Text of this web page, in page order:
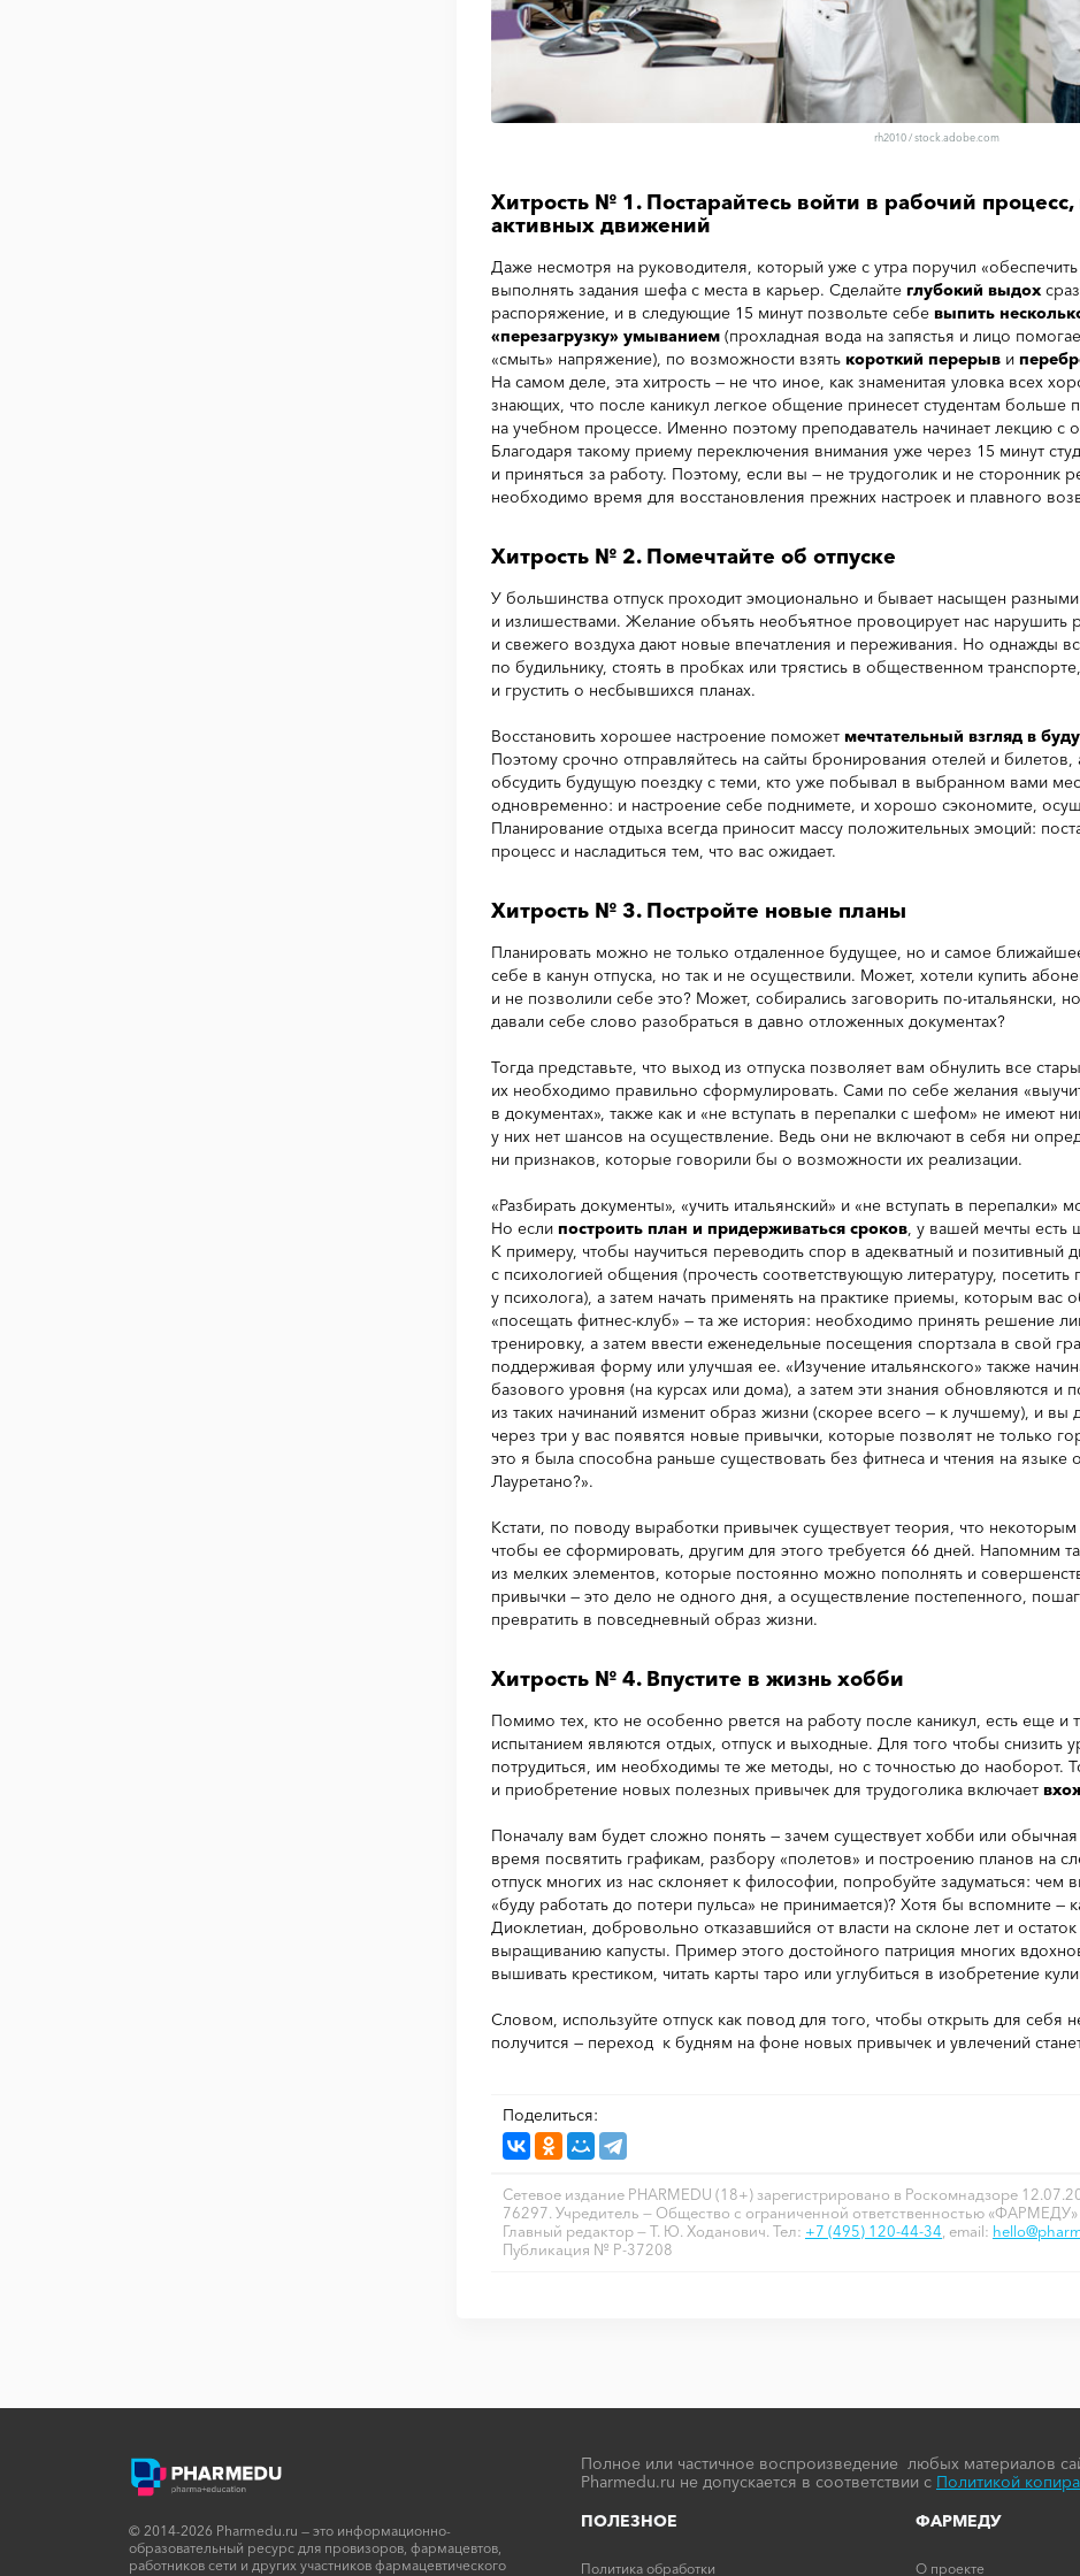
rh2010/stock.adobe.com
Хитрость № 1. Постарайтесь войти в рабочий
активных движений
Даже несмотря на руководителя, который уже с утра поручил
выполнять задания шефа с места в карьер. Сделайте глубокий выдох
распоряжение, и в следующие 15 минут позвольте себе выпить
«перезагрузку» умыванием (прохладная вода на запястья и лицо
«смыть» напряжение), по возможности взять короткий перерыв и
На самом деле, эта хитрость — не что иное, как знаменитая уловка всех
знающих, что после каникул легкое общение принесет студентам больше
на учебном процессе. Именно поэтому преподаватель начинает лекцию с
Благодаря такому приему переключения внимания уже через 15 минут
и приняться за работу. Поэтому, если вы — не трудоголик и не сторонник
необходимо время для восстановления прежних настроек и плавного
Хитрость № 2. Помечтайте об отпуске
У большинства отпуск проходит эмоционально и бывает насыщен
и излишествами. Желание объять необъятное провоцирует нас нарушить
и свежего воздуха дают новые впечатления и переживания. Но однажды
по будильнику, стоять в пробках или трястись в общественном
и грустить о несбывшихся планах.
Восстановить хорошее настроение поможет мечтательный взгляд в
Поэтому срочно отправляйтесь на сайты бронирования отелей и
обсудить будущую поездку с теми, кто уже побывал в выбранном вами
одновременно: и настроение себе поднимете, и хорошо сэкономите,
Планирование отдыха всегда приносит массу положительных эмоций:
процесс и насладиться тем, что вас ожидает.
Хитрость № 3. Постройте новые планы
Планировать можно не только отдаленное будущее, но и самое
себе в канун отпуска, но так и не осуществили. Может, хотели купить
и не позволили себе это? Может, собирались заговорить по-итальянски,
давали себе слово разобраться в давно отложенных документах?
Тогда представьте, что выход из отпуска позволяет вам обнулить все
их необходимо правильно сформулировать. Сами по себе желания
в документах», также как и «не вступать в перепалки с шефом» не имеют
у них нет шансов на осуществление. Ведь они не включают в себя ни
ни признаков, которые говорили бы о возможности их реализации.
«Разбирать документы», «учить итальянский» и «не вступать в
Но если построить план и придерживаться сроков, у вашей мечты есть
К примеру, чтобы научиться переводить спор в адекватный и позитивный
с психологией общения (прочесть соответствующую литературу, посетить
у психолога), а затем начать применять на практике приемы, которым вас
«посещать фитнес-клуб» — та же история: необходимо принять решение
тренировку, а затем ввести еженедельные посещения спортзала в свой
поддерживая форму или улучшая ее. «Изучение итальянского» также
базового уровня (на курсах или дома), а затем эти знания обновляются
из таких начинаний изменит образ жизни (скорее всего — к лучшему), и вы
через три у вас появятся новые привычки, которые позволят не только
это я была способна раньше существовать без фитнеса и чтения на языке
Лауретано?».
Кстати, по поводу выработки привычек существует теория, что
чтобы ее сформировать, другим для этого требуется 66 дней. Напомним
из мелких элементов, которые постоянно можно пополнять и
привычки — это дело не одного дня, а осуществление постепенного,
превратить в повседневный образ жизни.
Хитрость № 4. Впустите в жизнь хобби
Помимо тех, кто не особенно рвется на работу после каникул, есть еще и
испытанием являются отдых, отпуск и выходные. Для того чтобы снизить
потрудиться, им необходимы те же методы, но с точностью до наоборот.
и приобретение новых полезных привычек для трудоголика включает
Поначалу вам будет сложно понять — зачем существует хобби или
время посвятить графикам, разбору «полетов» и построению планов на
отпуск многих из нас склоняет к философии, попробуйте задуматься: чем
«буду работать до потери пульса» не принимается)? Хотя бы вспомните —
Диоклетиан, добровольно отказавшийся от власти на склоне лет и
выращиванию капусты. Пример этого достойного патриция многих
вышивать крестиком, читать карты таро или углубиться в изобретение
Словом, используйте отпуск как повод для того, чтобы открыть для себя
получится — переход к будням на фоне новых привычек и увлечений
Поделиться:
Сетевое издание PHARMEDU (18+) зарегистрировано в Роскомнадзоре
76297. Учредитель — Общество с ограниченной ответственностью
Главный редактор — Т. Ю. Ходанович. Тел: +7 (495) 120-44-34 , email:
Публикация № P-37208
© 2014-2026 Pharmedu.ru — это информационно-
образовательный ресурс для провизоров, фармацевтов,
работников сети и других участников фармацевтического
Полное или частичное воспроизведение любых материалов
Pharmedu.ru не допускается в соответствии с Политикой
ПОЛЕЗНОЕ
Политика обработки
ФАРМЕДУ
О проекте